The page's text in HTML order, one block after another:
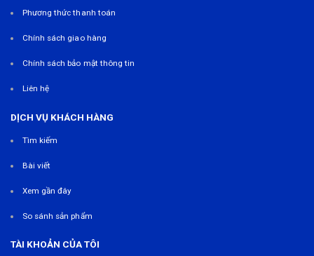
Phương thức thanh toán
Chính sách giao hàng
Chính sách bảo mật thông tin
Liên hệ
DỊCH VỤ KHÁCH HÀNG
Tìm kiếm
Bài viết
Xem gần đây
So sánh sản phẩm
TÀI KHOẢN CỦA TÔI